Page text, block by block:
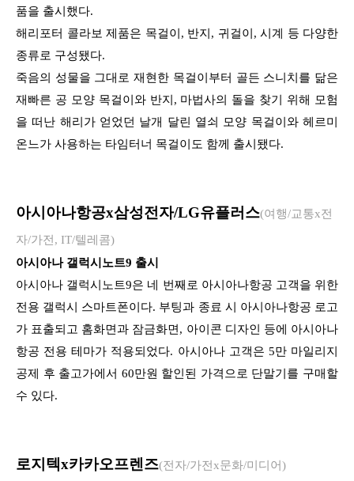
품을 출시했다.
해리포터 콜라보 제품은 목걸이, 반지, 귀걸이, 시계 등 다양한
종류로 구성됐다.
죽음의 성물을 그대로 재현한 목걸이부터 골든 스니치를 닮은
재빠른 공 모양 목걸이와 반지, 마법사의 돌을 찾기 위해 모험
을 떠난 해리가 얻었던 날개 달린 열쇠 모양 목걸이와 헤르미
온느가 사용하는 타임터너 목걸이도 함께 출시됐다.
아시아나항공x삼성전자/LG유플러스(여행/교통x전
자/가전, IT/텔레콤)
아시아나 갤럭시노트9 출시
아시아나 갤럭시노트9은 네 번째로 아시아나항공 고객을 위한
전용 갤럭시 스마트폰이다. 부팅과 종료 시 아시아나항공 로고
가 표출되고 홈화면과 잠금화면, 아이콘 디자인 등에 아시아나
항공 전용 테마가 적용되었다. 아시아나 고객은 5만 마일리지
공제 후 출고가에서 60만원 할인된 가격으로 단말기를 구매할
수 있다.
로지텍x카카오프렌즈(전자/가전x문화/미디어)